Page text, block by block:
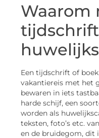
Waarom
Een tijdschrift of
vakantiereis met het
bewaren in iets
harde schijf, een
worden als
teksten, foto’s etc.
en de bruidegom, dit